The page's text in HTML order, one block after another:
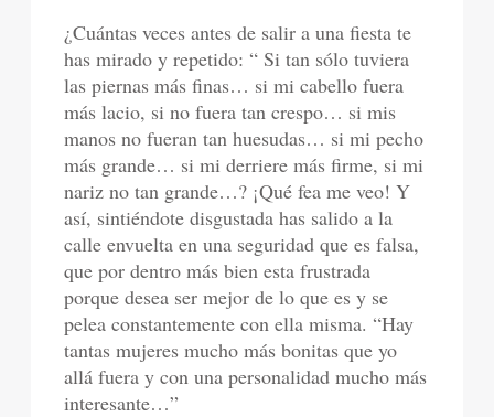
¿Cuántas veces antes de salir a una fiesta te
has mirado y repetido: “ Si tan sólo tuviera
las piernas más finas… si mi cabello fuera
más lacio, si no fuera tan crespo… si mis
manos no fueran tan huesudas… si mi pecho
más grande… si mi derriere más firme, si mi
nariz no tan grande…? ¡Qué fea me veo! Y
así, sintiéndote disgustada has salido a la
calle envuelta en una seguridad que es falsa,
que por dentro más bien esta frustrada
porque desea ser mejor de lo que es y se
pelea constantemente con ella misma. “Hay
tantas mujeres mucho más bonitas que yo
allá fuera y con una personalidad mucho más
interesante…”